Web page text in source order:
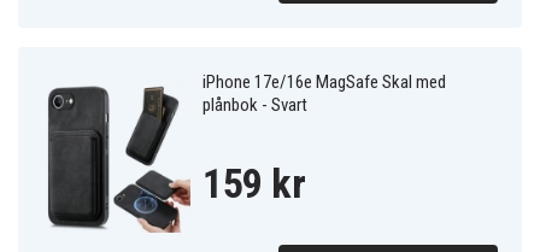
iPhone 17e/16e MagSafe Skal med
plånbok - Svart
159 kr